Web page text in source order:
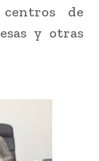
centros de
y otras